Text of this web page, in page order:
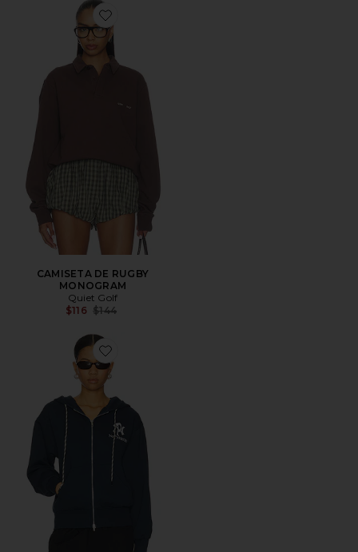
Favorite CAMISETA DE RUGBY MONOGRAM
CAMISETA DE RUGBY
MONOGRAM
Quiet Golf
$116 Previous price:
$144
Favorite SUDADERA CON CAPUCHA CON